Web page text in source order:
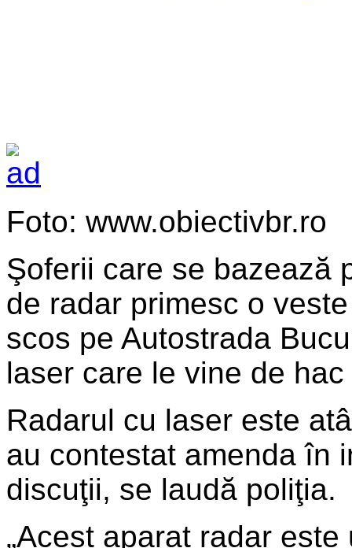
Foto: www.obiectivbr.ro
Şoferii care se bazează
de radar primesc o
scos pe Autostrada
laser care le vine de
Radarul cu laser este
au contestat amenda în
discuţii, se laudă poliţia.
„Acest aparat radar